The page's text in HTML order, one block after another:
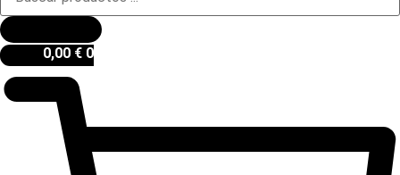
productos
0,00 € 0